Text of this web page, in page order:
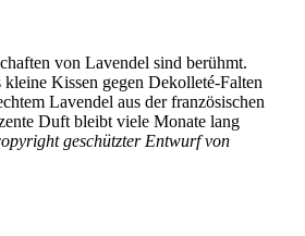
von Lavendel sind berühmt.
Kissen gegen Dekolleté-Falten
Lavendel aus der französischen
Duft bleibt viele Monate lang
geschützter Entwurf von